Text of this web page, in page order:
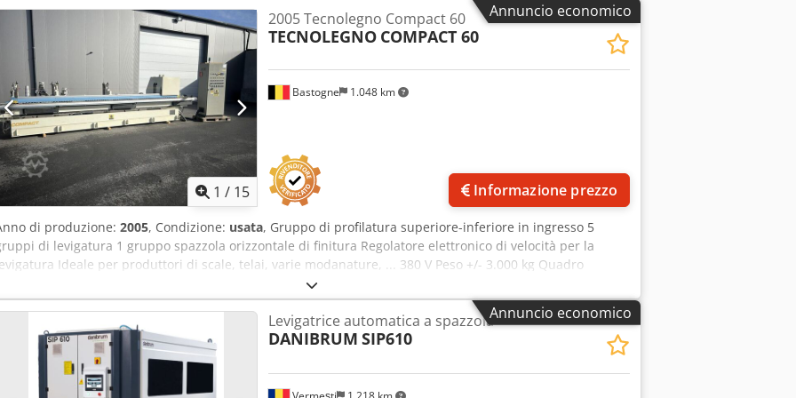
Annuncio economico
1 / 15
Bastogne 1.048 km
2005 Tecnolegno Compact 60
TECNOLEGNO COMPACT 60
Informazione prezzo
di produzione: 2005, Condizione: usata, Gruppo di profilatura superiore-inferiore in ingresso 5
di levigatura 1 gruppo spazzola orizzontale di finitura Regolatore elettronico di velocità per la
Ideale per produttori di scale, telai, varie modanature, ... 380 V Peso +/- 3.000 kg Quadro
elettrico di comando Documentazione macchina Dsdpeynf Izjfx Ailsck
Annuncio economico
Levigatrice automatica a spazzola
DANIBRUM SIP610